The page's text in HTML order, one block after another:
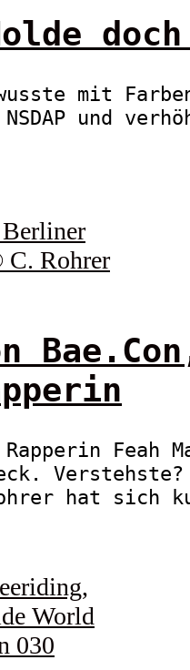
mit
und
Feah
hat sich